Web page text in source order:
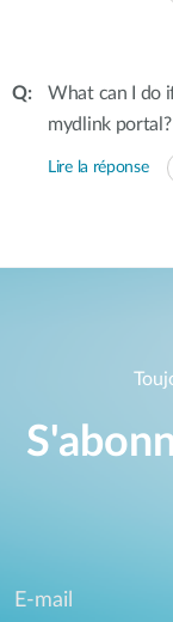
What can I do
mydlink portal?
Lire la réponse